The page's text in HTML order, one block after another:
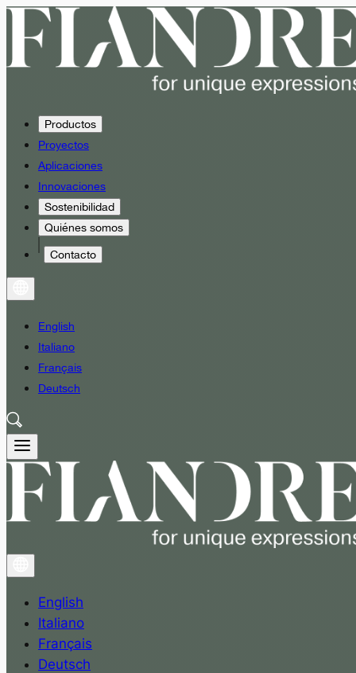
Productos
Proyectos
Aplicaciones
Innovaciones
Sostenibilidad
Quiénes somos
Contacto
English
Italiano
Français
Deutsch
English
Italiano
Français
Deutsch